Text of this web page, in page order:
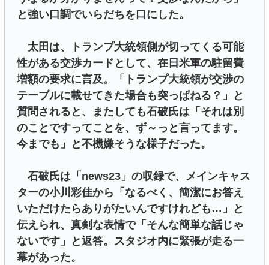
と強い口調でいらだちを口にした。
太田は、トランプ大統領側が切ってくる可能
性がある交渉カードとして、在日米軍の駐留費
増額の要求に言及。「トランプ大統領が交渉の
テーブルに載せてきた場合も突っぱねる？」と
質問されると、またしても石破氏は「それは別
のことですってことを、ず～っと言ってます。
今までも」と不機嫌そうな様子だった。
石破氏は「news23」の収録で、メインキャス
ターの小川彩佳から「なるべく、簡潔にお答え
いただけたらありがたいんですけれども…」と
伝えられ、真剣な表情で「そんな簡単な話じゃ
ないです」と返答。スタジオ内に緊張が走る一
幕があった。